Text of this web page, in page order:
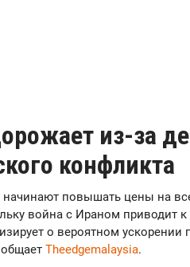
из-за
конфликта
начинают повышать цены на
война с Ираном приводит к
о вероятном ускорении
Theedgemalaysia.